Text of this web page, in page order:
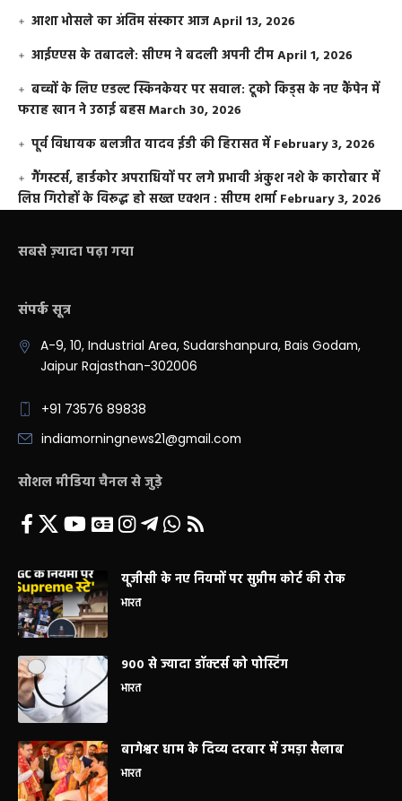
आशा भोसले का अंतिम संस्कार आजApril 13, 2026
आईएएस के तबादले: सीएम ने बदली अपनी टीमApril 1, 2026
बच्चों के लिए एडल्ट स्किनकेयर पर सवाल: टूको किड्स के नए कैंपेन में
फराह खान ने उठाई बहसMarch 30, 2026
पूर्व विधायक बलजीत यादव ईडी की हिरासत में February 3, 2026
गैंगस्टर्स, हार्डकोर अपराधियों पर लगे प्रभावी अंकुश नशे के कारोबार में
लिप्त गिरोहों के विरूद्ध हो सख्त एक्शन : सीएम शर्मा February 3, 2026
सबसे ज़्यादा पढ़ा गया
संपर्क सूत्र
A-9, 10, Industrial Area, Sudarshanpura, Bais Godam,
Jaipur Rajasthan-302006
+91 73576 89838
indiamorningnews21@gmail.com
सोशल मीडिया चैनल से जुड़े
यूजीसी के नए नियमों पर सुप्रीम कोर्ट की रोक
भारत
900 से ज्यादा डॉक्टर्स को पोस्टिंग
भारत
बागेश्वर धाम के दिव्य दरबार में उमड़ा सैलाब
भारत